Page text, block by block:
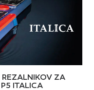
REZALNIKOV ZA
ITALICA